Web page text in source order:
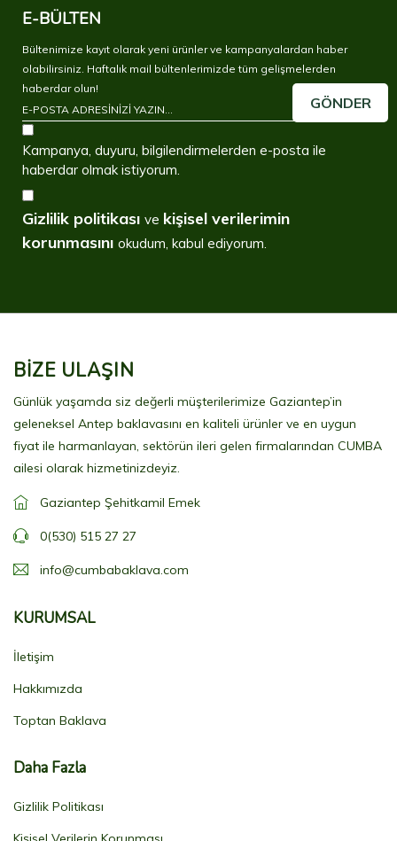
E-BÜLTEN
Bültenimize kayıt olarak yeni ürünler ve kampanyalardan haber
olabilirsiniz. Haftalık mail bültenlerimizde tüm gelişmelerden
haberdar olun!
GÖNDER
Kampanya, duyuru, bilgilendirmelerden e-posta ile
haberdar olmak istiyorum.
Gizlilik politikası ve kişisel verilerimin
korunmasını okudum, kabul ediyorum.
BİZE ULAŞIN
Günlük yaşamda siz değerli müşterilerimize Gaziantep’in
geleneksel Antep baklavasını en kaliteli ürünler ve en uygun
fiyat ile harmanlayan, sektörün ileri gelen firmalarından CUMBA
ailesi olarak hizmetinizdeyiz.
Gaziantep Şehitkamil Emek
0(530) 515 27 27
info@cumbabaklava.com
KURUMSAL
İletişim
Hakkımızda
Toptan Baklava
Daha Fazla
Gizlilik Politikası